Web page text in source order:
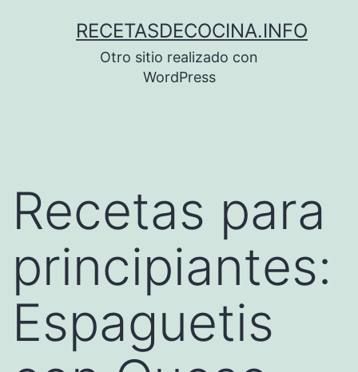
RECETASDECOCINA.INFO
Otro sitio realizado con
WordPress
Recetas para
principiantes:
Espaguetis